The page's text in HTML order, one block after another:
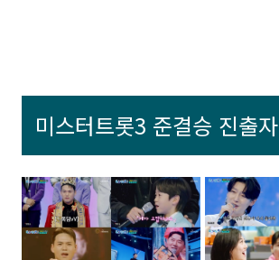
미스터트롯3 준결승 진출자